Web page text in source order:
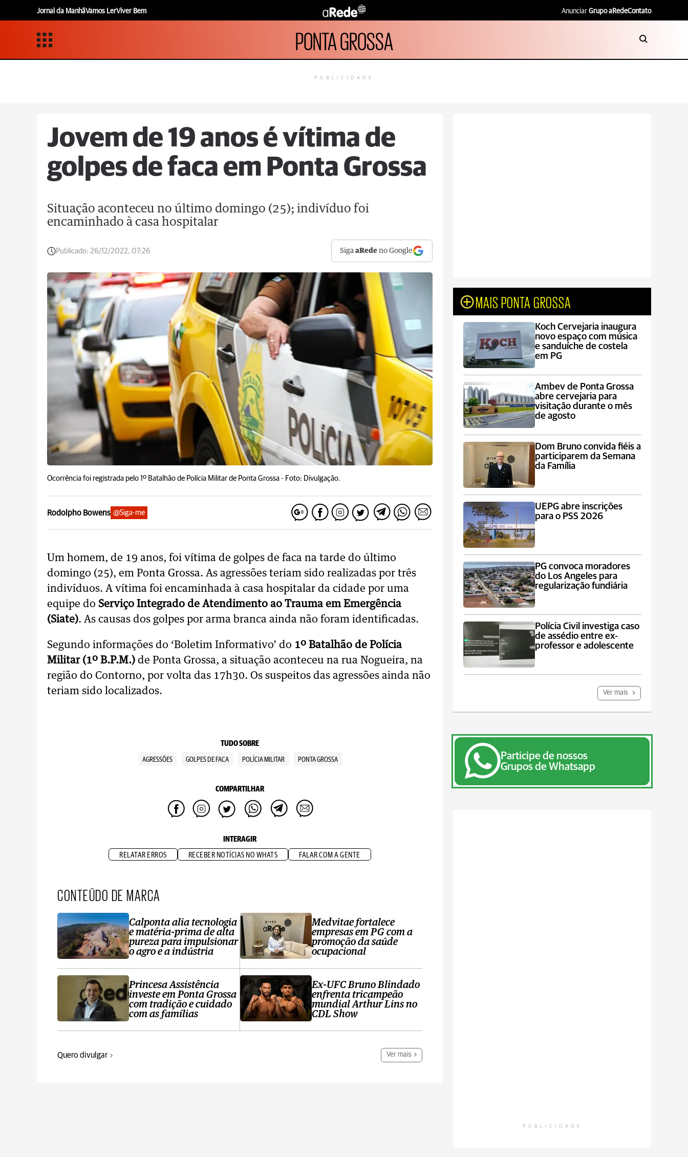
Jornal da ManhãVamos LerViver Bem Anunciar Grupo aRedeContato
PONTA GROSSA
PUBLICIDADE
Jovem de 19 anos é vítima de
golpes de faca em Ponta Grossa
Situação aconteceu no último domingo (25); indivíduo foi
encaminhado à casa hospitalar
Publicado: 26/12/2022, 07:26 SigaaRede no Google
Ocorrência foi registrada pelo 1º Batalhão de Polícia Militar de Ponta Grossa - Foto: Divulgação.
Rodolpho Bowens @Siga-me
Um homem, de 19 anos, foi vítima de golpes de faca na tarde do último
domingo (25), em Ponta Grossa. As agressões teriam sido realizadas por três
indivíduos. A vítima foi encaminhada à casa hospitalar da cidade por uma
equipe do Serviço Integrado de Atendimento ao Trauma em Emergência
(Siate). As causas dos golpes por arma branca ainda não foram identificadas.
Segundo informações do ‘Boletim Informativo’ do 1º Batalhão de Polícia
Militar (1º B.P.M.) de Ponta Grossa, a situação aconteceu na rua Nogueira, na
região do Contorno, por volta das 17h30. Os suspeitos das agressões ainda não
teriam sido localizados.
TUDO SOBRE
AGRESSÕES GOLPES DE FACA POLÍCIA MILITAR PONTA GROSSA
COMPARTILHAR
INTERAGIR
RELATAR ERROS RECEBER NOTÍCIAS NO WHATS FALAR COM A GENTE
CONTEÚDO DE MARCA
Calponta alia tecnologia
e matéria-prima de alta
pureza para impulsionar
o agro e a indústria
Princesa Assistência
investe em Ponta Grossa
com tradição e cuidado
com as famílias
Medvitae fortalece
empresas em PG com a
promoção da saúde
ocupacional
Ex-UFC Bruno Blindado
enfrenta tricampeão
mundial Arthur Lins no
CDL Show
Quero divulgar Ver mais
MAIS PONTA GROSSA
Koch Cervejaria inaugura
novo espaço com música
e sanduíche de costela
em PG
Ambev de Ponta Grossa
abre cervejaria para
visitação durante o mês
de agosto
Dom Bruno convida fiéis a
participarem da Semana
da Família
UEPG abre inscrições
para o PSS 2026
PG convoca moradores
do Los Angeles para
regularização fundiária
Polícia Civil investiga caso
de assédio entre ex-
professor e adolescente
Ver mais
Participe de nossos
Grupos de Whatsapp
PUBLICIDADE